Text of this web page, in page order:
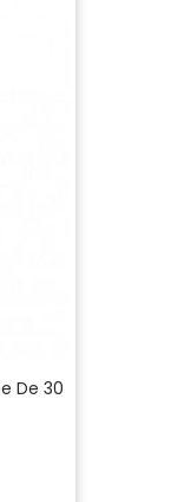
De 30